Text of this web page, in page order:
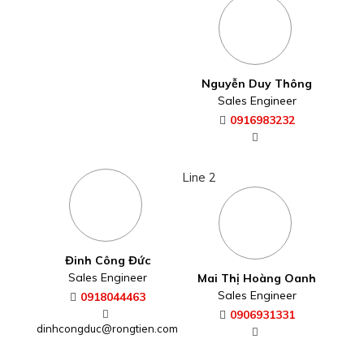
Nguyễn Duy Thông
Sales Engineer
0916983232
Đinh Công Đức
Sales Engineer
0918044463
dinhcongduc@rongtien.com
Line 2
Mai Thị Hoàng Oanh
Sales Engineer
0906931331